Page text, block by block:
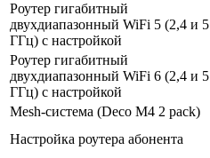
Роутер гигабитный
двухдиапазонный WiFi 5 (2,4 и 5
ГГц) с настройкой
Роутер гигабитный
двухдиапазонный WiFi 6 (2,4 и 5
ГГц) с настройкой
Mesh-система (Deco M4 2 pack)
Настройка роутера абонента